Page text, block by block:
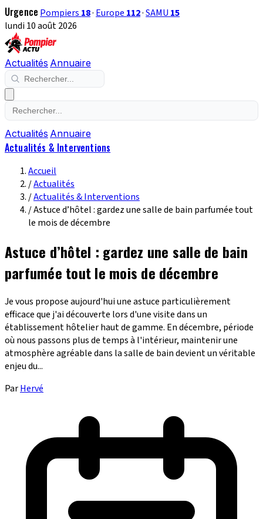
Urgence Pompiers 18· Europe 112·SAMU 15
lundi 10 août 2026
Actualités Annuaire
Actualités Annuaire
Actualités & Interventions
Accueil
/Actualités
/Actualités & Interventions
/Astuce d’hôtel : gardez une salle de bain parfumée tout
le mois de décembre
Astuce d’hôtel : gardez une salle de bain
parfumée tout le mois de décembre
Je vous propose aujourd'hui une astuce particulièrement
efficace que j'ai découverte lors d'une visite dans un
établissement hôtelier haut de gamme. En décembre, période
où nous passons plus de temps à l'intérieur, maintenir une
atmosphère agréable dans la salle de bain devient un véritable
enjeu du...
ParHervé